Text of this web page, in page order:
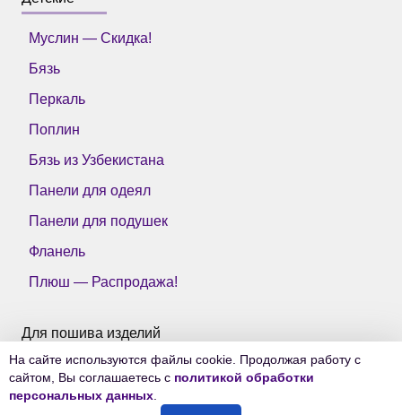
Муслин — Скидка!
Бязь
Перкаль
Поплин
Бязь из Узбекистана
Панели для одеял
Панели для подушек
Фланель
Плюш — Распродажа!
Для пошива изделий
Все ткани Тейково
На сайте используются файлы cookie. Продолжая работу с
сайтом, Вы соглашаетесь с политикой обработки
персональных данных